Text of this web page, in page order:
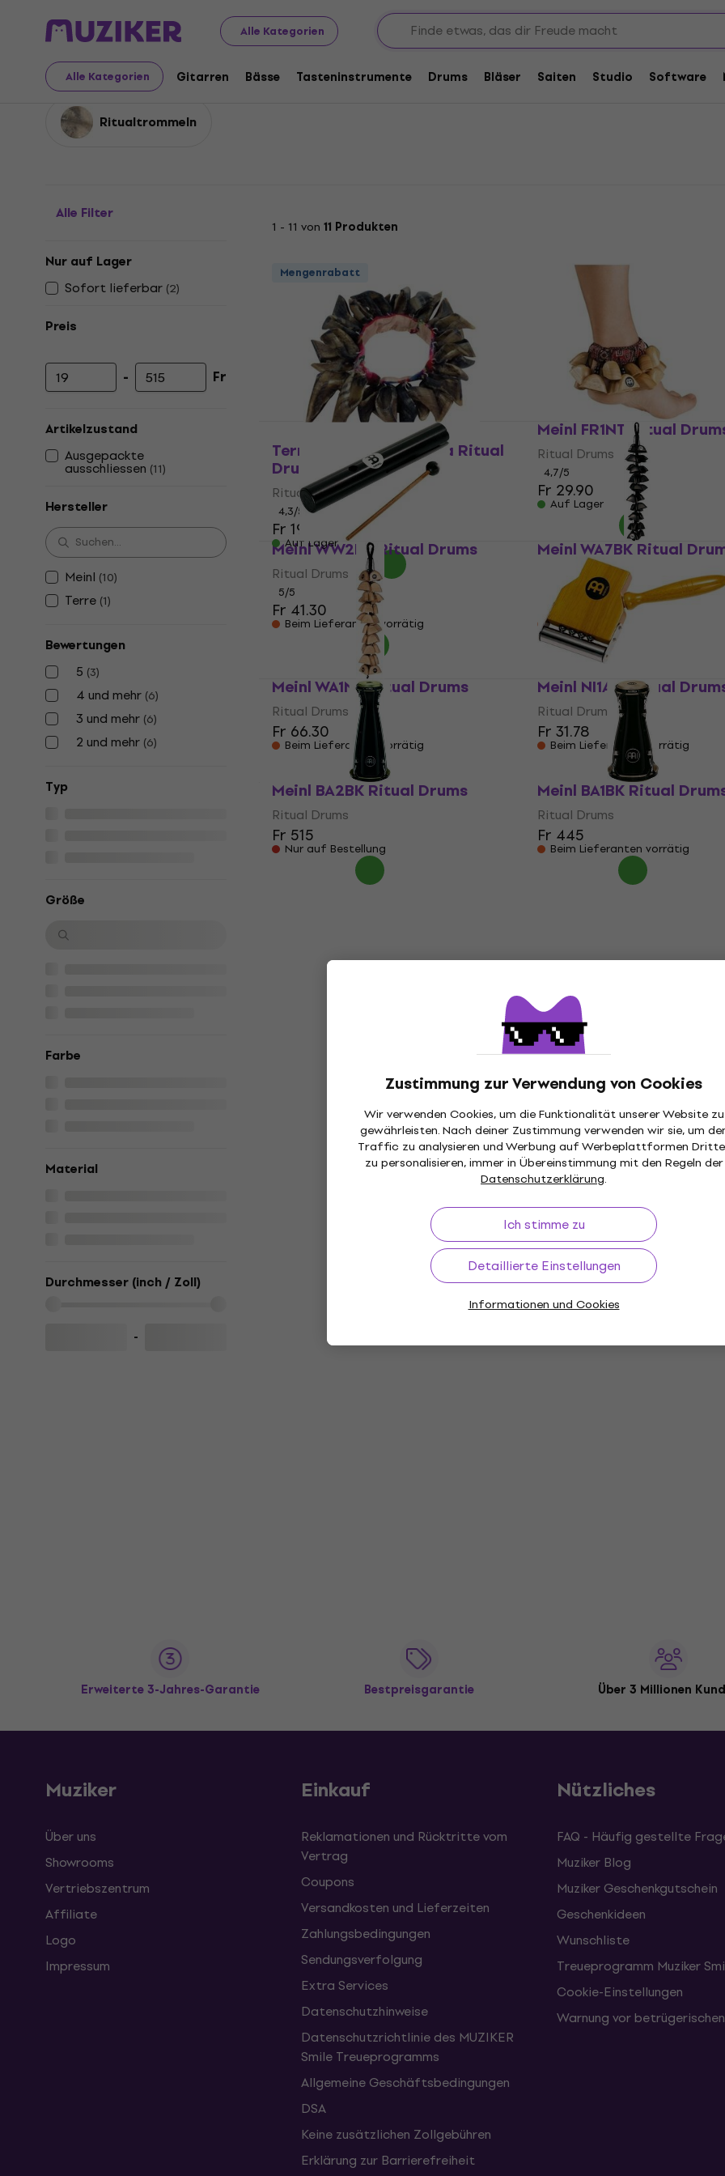
Alle Kategorien
Alle Kategorien Gitarren Bässe Tasteninstrumente Drums Bläser Saiten Studio Software
Zustimmung zur Verwendung von Cookies
Wir verwenden Cookies, um die Funktionalität unserer Website zu
gewährleisten. Nach deiner Zustimmung verwenden wir sie, um
Traffic zu analysieren und Werbung auf Werbeplattformen
zu personalisieren, immer in Übereinstimmung mit den Regeln der
Datenschutzerklärung.
Ich stimme zu
Detaillierte Einstellungen
Informationen und Cookies
Musikinstrumente Drums Percussions Ritual-Instrumente
Ritual-Instrumente
Ritualtrommeln
Alle Filter
Nur auf Lager
Sofort lieferbar (2)
Preis
Mindestpreis
- HöchstpreisFr
Artikelzustand
Ausgepackte
ausschliessen (11)
Hersteller
Meinl (10)
Terre (1)
Bewertungen
5 (3)
4 und mehr (6)
3 und mehr (6)
2 und mehr (6)
Typ
Größe
Farbe
Material
Durchmesser (inch / Zoll)
-
1 - 11 von 11 Produkten
Mengenrabatt
Terre Rasselband Lama Ritual
Drums
Ritual Drums
4,3/5
Fr 19.50
Auf Lager
Meinl FR1NT Ritual
Ritual Drums
4,7/5
Fr 29.90
Auf Lager
Meinl WW2BK Ritual Drums
Ritual Drums
5/5
Fr 41.30
Beim Lieferanten vorrätig
Meinl WA7BK Ritual
Ritual Drums
4,5/5
Fr 108.41
Beim Lieferanten vorrätig
Meinl WA1NT Ritual Drums
Ritual Drums
Fr 66.30
Beim Lieferanten vorrätig
Meinl NI1AM Ritual
Ritual Drums
Fr 31.78
Beim Lieferanten vorrätig
Meinl BA2BK Ritual Drums
Ritual Drums
Fr 515
Nur auf Bestellung
Meinl BA1BK Ritual
Ritual Drums
Fr 445
Beim Lieferanten vorrätig
Erweiterte 3-Jahres-Garantie Bestpreisgarantie Über 3 Millionen
Muziker
Über uns
Showrooms
Vertriebszentrum
Affiliate
Logo
Impressum
Einkauf
Reklamationen und Rücktritte vom
Vertrag
Coupons
Versandkosten und Lieferzeiten
Zahlungsbedingungen
Sendungsverfolgung
Extra Services
Datenschutzhinweise
Datenschutzrichtlinie des MUZIKER
Smile Treueprogramms
Allgemeine Geschäftsbedingungen
DSA
Keine zusätzlichen Zollgebühren
Erklärung zur Barrierefreiheit
Nützliches
FAQ - Häufig gestellte
Muziker Blog
Muziker Geschenkgutschein
Geschenkideen
Wunschliste
Treueprogramm Muziker
Cookie-Einstellungen
Warnung vor